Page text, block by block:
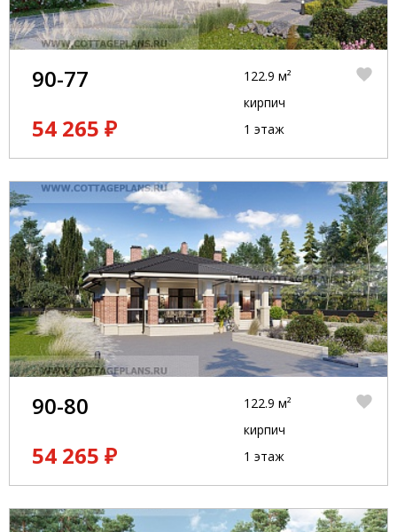
90-77
54 265 ₽
122.9 м²
кирпич
1 этаж
90-80
54 265 ₽
122.9 м²
кирпич
1 этаж